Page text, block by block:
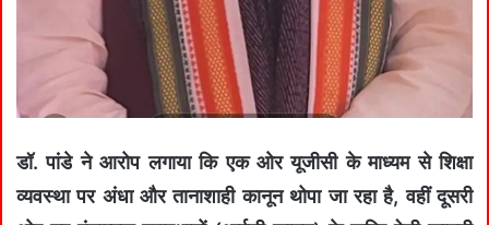
डॉ. पांडे ने आरोप लगाया कि एक ओर यूजीसी के माध्यम से शिक्षा
व्यवस्था पर अंधा और तानाशाही कानून थोपा जा रहा है, वहीं दूसरी